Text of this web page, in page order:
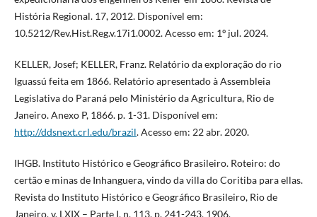
História Regional. 17, 2012. Disponível em:
10.5212/Rev.Hist.Reg.v.17i1.0002. Acesso em: 1º jul. 2024.
KELLER, Josef; KELLER, Franz. Relatório da exploração do rio
Iguassú feita em 1866. Relatório apresentado à Assembleia
Legislativa do Paraná pelo Ministério da Agricultura, Rio de
Janeiro. Anexo P, 1866. p. 1-31. Disponível em:
http://ddsnext.crl.edu/brazil. Acesso em: 22 abr. 2020.
IHGB. Instituto Histórico e Geográfico Brasileiro. Roteiro: do
certão e minas de Inhanguera, vindo da villa do Coritiba para ellas.
Revista do Instituto Histórico e Geográfico Brasileiro, Rio de
Janeiro, v. LXIX – Parte I, n. 113, p. 241-243, 1906.